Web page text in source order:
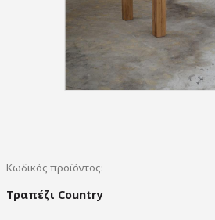
Κωδικός προϊόντος:
Τραπέζι Country